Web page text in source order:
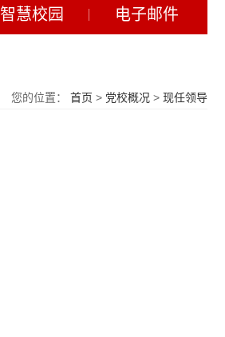
智慧校园 电子邮件
您的位置： 首页 > 党校概况 > 现任领导